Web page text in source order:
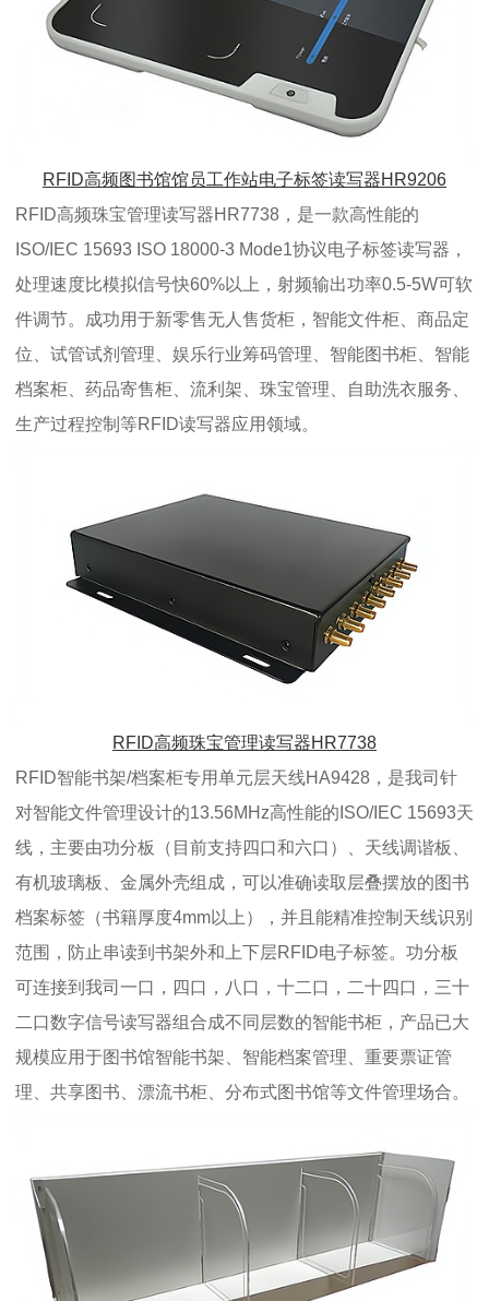
RFID高频图书馆馆员工作站电子标签读写器HR9206
RFID高频珠宝管理读写器HR7738，是一款高性能的
ISO/IEC 15693 ISO 18000-3 Mode1协议电子标签读写器，
处理速度比模拟信号快60%以上，射频输出功率0.5-5W可软
件调节。成功用于新零售无人售货柜，智能文件柜、商品定
位、试管试剂管理、娱乐行业筹码管理、智能图书柜、智能
档案柜、药品寄售柜、流利架、珠宝管理、自助洗衣服务、
生产过程控制等RFID读写器应用领域。
RFID高频珠宝管理读写器HR7738
RFID智能书架/档案柜专用单元层天线HA9428，是我司针
对智能文件管理设计的13.56MHz高性能的ISO/IEC 15693天
线，主要由功分板（目前支持四口和六口）、天线调谐板、
有机玻璃板、金属外壳组成，可以准确读取层叠摆放的图书
档案标签（书籍厚度4mm以上），并且能精准控制天线识别
范围，防止串读到书架外和上下层RFID电子标签。功分板
可连接到我司一口，四口，八口，十二口，二十四口，三十
二口数字信号读写器组合成不同层数的智能书柜，产品已大
规模应用于图书馆智能书架、智能档案管理、重要票证管
理、共享图书、漂流书柜、分布式图书馆等文件管理场合。